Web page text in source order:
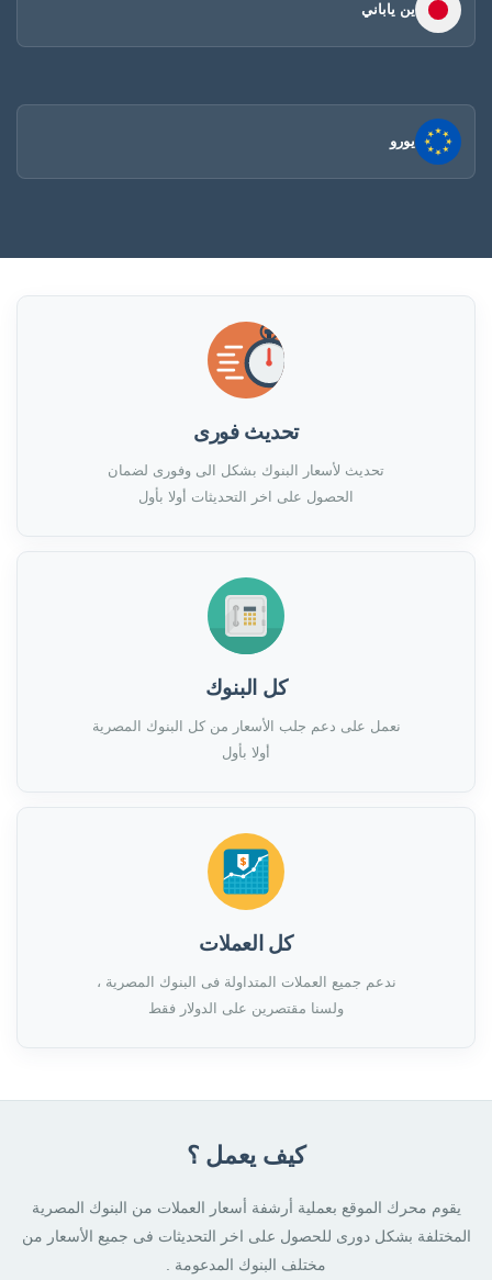
ين ياباني
يورو
تحديث فورى
تحديث لأسعار البنوك بشكل الى وفورى لضمان
الحصول على اخر التحديثات أولا بأول
كل البنوك
نعمل على دعم جلب الأسعار من كل البنوك المصرية
أولا بأول
كل العملات
ندعم جميع العملات المتداولة فى البنوك المصرية ،
ولسنا مقتصرين على الدولار فقط
كيف يعمل ؟
يقوم محرك الموقع بعملية أرشفة أسعار العملات من البنوك المصرية
المختلفة بشكل دورى للحصول على اخر التحديثات فى جميع الأسعار من
مختلف البنوك المدعومة .